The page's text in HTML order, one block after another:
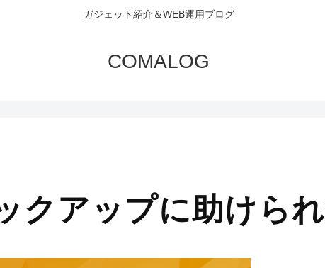
ガジェット紹介＆WEB運用ブログ
COMALOG
クアップに助けられ